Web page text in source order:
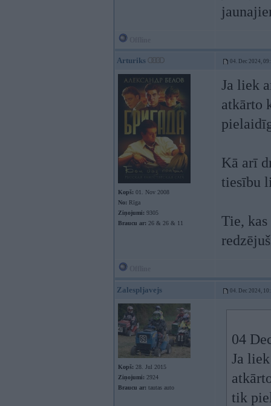
Arturiks 04. Dec 2024,
Kopš: 01. Nov 2008
No: Rīga
Ziņojumi: 9305
Braucu ar: 26 & 26 & 11
Ja liek
atkārto
Kā arī
tiesību
Tie,
Zalespljavejs 04. Dec 2024,
Kopš: 28. Jul 2015
Ziņojumi: 2924
Braucu ar: tautas auto
04
Ja
tik